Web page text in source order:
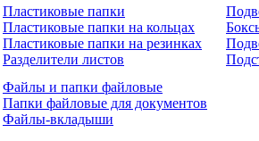
Пластиковые папки
Пластиковые папки на кольцах
Пластиковые папки на резинках
Разделители листов
Файлы и папки файловые
Папки файловые для документов
Файлы-вкладыши